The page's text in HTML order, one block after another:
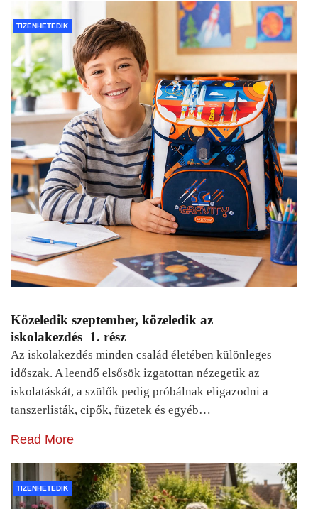
TIZENHETEDIK
Közeledik szeptember, közeledik az
iskolakezdés 1. rész
Az iskolakezdés minden család életében különleges
időszak. A leendő elsősök izgatottan nézegetik az
iskolatáskát, a szülők pedig próbálnak eligazodni a
tanszerlisták, cipők, füzetek és egyéb…
Read More
TIZENHETEDIK